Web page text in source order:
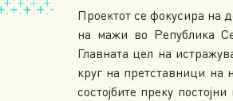
Проектот се фокусира на
на мажи во Република
Главната цел на
круг на претставници на
состојбите преку